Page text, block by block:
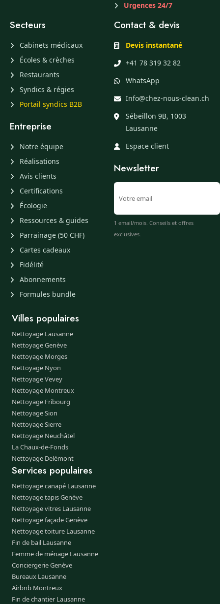
Urgences 24/7
Secteurs
Cabinets médicaux
Écoles & crèches
Restaurants
Syndics & régies
Portail syndics B2B
Entreprise
Notre équipe
Réalisations
Avis clients
Certifications
Écologie
Ressources & guides
Parrainage (50 CHF)
Cartes cadeaux
Fidélité
Abonnements
Formules bundle
Contact & devis
Devis instantané
+41 78 319 32 82
WhatsApp
Info@chez-nous-clean.ch
Sébeillon 9B, 1003
Lausanne
Espace client
Newsletter
1 email/mois. Conseils et offres
exclusives.
Villes populaires
Nettoyage Lausanne
Nettoyage Genève
Nettoyage Morges
Nettoyage Nyon
Nettoyage Vevey
Nettoyage Montreux
Nettoyage Fribourg
Nettoyage Sion
Nettoyage Sierre
Nettoyage Neuchâtel
La Chaux-de-Fonds
Nettoyage Delémont
Services populaires
Nettoyage canapé Lausanne
Nettoyage tapis Genève
Nettoyage vitres Lausanne
Nettoyage façade Genève
Nettoyage toiture Lausanne
Fin de bail Lausanne
Femme de ménage Lausanne
Conciergerie Genève
Bureaux Lausanne
Airbnb Montreux
Fin de chantier Lausanne